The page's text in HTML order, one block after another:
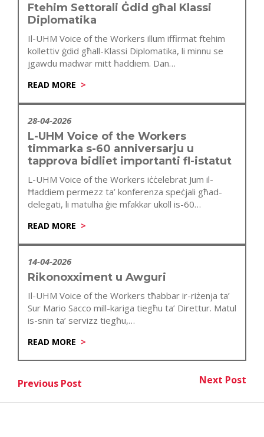
Ftehim Settorali Ġdid għal Klassi
Diplomatika
Il-UHM Voice of the Workers illum iffirmat ftehim
kollettiv ġdid għall-Klassi Diplomatika, li minnu se
jgawdu madwar mitt ħaddiem. Dan…
READ MORE
28-04-2026
L-UHM Voice of the Workers
timmarka s-60 anniversarju u
tapprova bidliet importanti fl-istatut
L-UHM Voice of the Workers iċċelebrat Jum il-
Ħaddiem permezz ta’ konferenza speċjali għad-
delegati, li matulha ġie mfakkar ukoll is-60
READ MORE
14-04-2026
Rikonoxximent u Awguri
Il-UHM Voice of the Workers tħabbar ir-riżenja ta’
Sur Mario Sacco mill-kariga tiegħu ta’ Direttur. Matul
is-snin ta’ servizz tiegħu,…
READ MORE
Post
navigation
Previous Post
Previous Post Next Post